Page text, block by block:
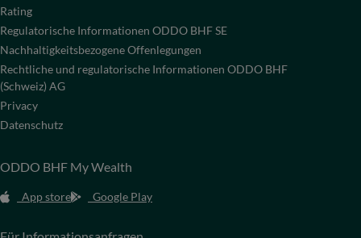
Rating
Regulatorische Informationen ODDO BHF SE
Nachhaltigkeitsbezogene Offenlegungen
Rechtliche und regulatorische Informationen ODDO BHF
(Schweiz) AG
Privacy
Datenschutz
ODDO BHF My Wealth
App store Google Play